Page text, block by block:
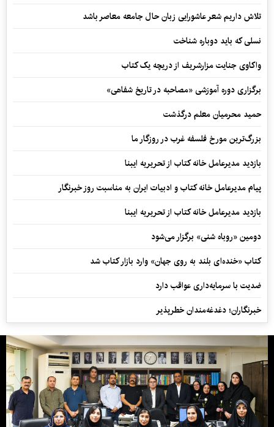
تلاش داریم شعر عاشورایی زبان حال جامعه معاصر باشد
نسلی که باید دوباره شناخت
واکاوی جنایت مزارشریف از دریچه یک کتاب
برگزاری دوره آموزشی «مصاحبه در تاریخ شفاهی»
حمید محرمیان معلم درگذشت
بزرگ‌ترین مورخ فلسفه غرب در روزگار ما
بازدید مدیرعامل خانه کتاب از تحریریه ایبنا
پیام مدیرعامل خانه کتاب و ادبیات ایران به مناسبت روز خبرنگار
بازدید مدیرعامل خانه کتاب از تحریریه ایبنا
دومین «روباه شنی» برگزار می‌شود
کتاب «خنده‌ای بلند به روی جهان» وارد بازار کتاب شد
ضدیت با سرمایه‌داری عواقب دارد
خبرنگاران؛ دغدغه‌مندان خطرپذیر